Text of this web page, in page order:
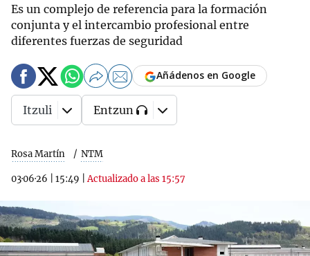
Es un complejo de referencia para la formación
conjunta y el intercambio profesional entre
diferentes fuerzas de seguridad
Rosa Martín NTM
03·06·26 15:49 |Actualizado a las 15:57
Añádenos en Google
Itzuli Entzun